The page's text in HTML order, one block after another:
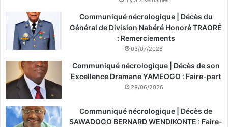
Communiqué nécrologique | Décès du
Général de Division Nabéré Honoré TRAORÉ
: Remerciements
03/07/2026
Communiqué nécrologique | Décès de son
Excellence Dramane YAMEOGO : Faire-part
28/06/2026
Communiqué nécrologique | Décès de
SAWADOGO BERNARD WENDIKONTE : Faire-